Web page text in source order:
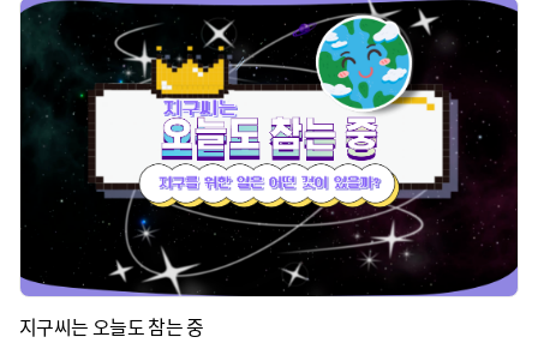
지구씨는 오늘도 참는 중